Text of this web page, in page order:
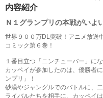
内容紹介
Ｎ１グランプリの本戦がいよ
世界９００万DL突破！アニメ放送
コミック第６巻！
１番目立つ「ニンチューバー」にな
カッペイが参加したのは、優勝者
ンプリ」！
砂漠やジャングルでのバトルに、
ライバルたちを相手に、カッペイ